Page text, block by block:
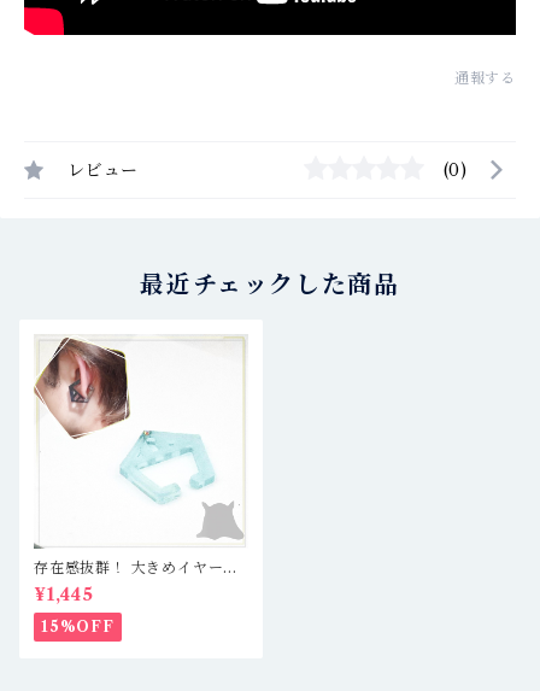
通報する
レビュー (0)
最近チェックした商品
存在感抜群！ 大きめイヤーカ
フ 軽量レジン製で疲れ知らず
☆ クリアブルー／仕切あり五
角形
¥1,445
15%OFF